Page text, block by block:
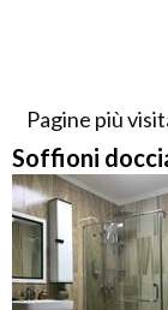
Pagine più
Soffioni